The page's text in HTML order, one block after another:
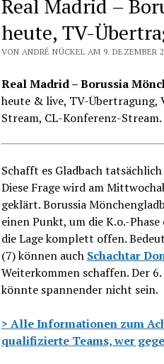
Real Madrid –
heute, TV-
VON ANDRÉ NÜCKEL AM 9. DEZEMBER
Real Madrid – Borussia
heute & live, TV-Übertragung,
Stream, CL-Konferenz-Stream.
Schafft es Gladbach
Diese Frage wird am
geklärt. Borussia
einen Punkt, um die K.o.-
die Lage komplett offen.
(7) können auch Schachtar
Weiterkommen schaffen. Der
könnte spannender nicht sein.
> Alle Informationen zum
qualifizierte Teams, wer